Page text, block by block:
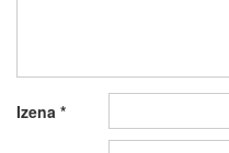
Izena *